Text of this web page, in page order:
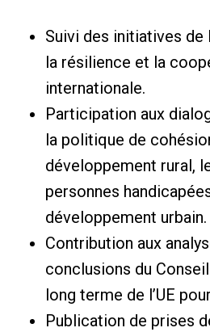
Suivi des initiatives de
la résilience et la
internationale.
Participation aux
la politique de
développement rural,
personnes
développement urbain.
Contribution aux
conclusions du
long terme de l’UE
Publication de prises